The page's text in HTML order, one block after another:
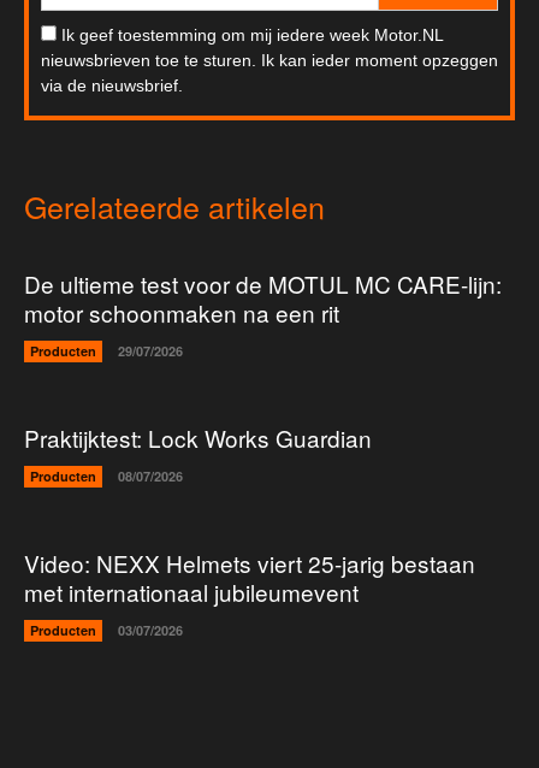
Ik geef toestemming om mij iedere week Motor.NL
nieuwsbrieven toe te sturen. Ik kan ieder moment opzeggen
via de nieuwsbrief.
Gerelateerde artikelen
De ultieme test voor de MOTUL MC CARE-lijn:
motor schoonmaken na een rit
Producten 29/07/2026
Praktijktest: Lock Works Guardian
Producten 08/07/2026
Video: NEXX Helmets viert 25-jarig bestaan
met internationaal jubileumevent
Producten 03/07/2026